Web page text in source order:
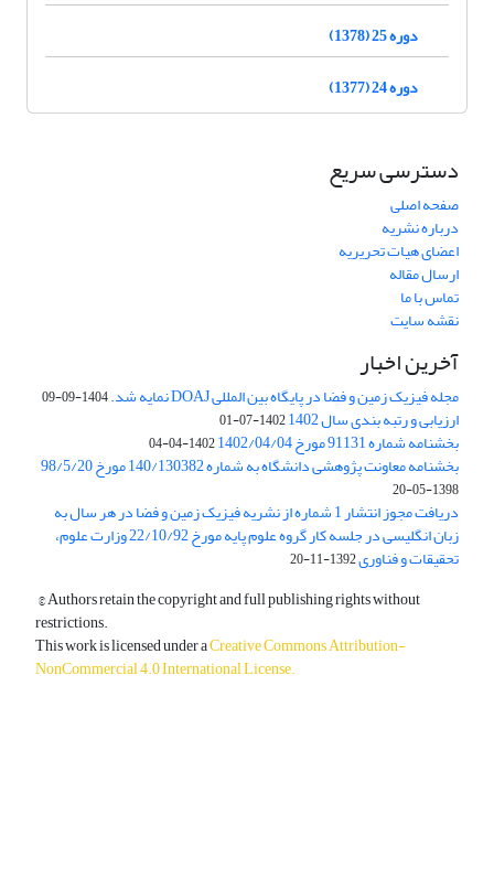
دوره 25 (1378)
دوره 24 (1377)
دسترسی سریع
صفحه اصلی
درباره نشریه
اعضای هیات تحریریه
ارسال مقاله
تماس با ما
نقشه سایت
آخرین اخبار
مجله فیزیک زمین و فضا در پایگاه بین المللی DOAJ نمایه شد. 1404-09-09
ارزیابی و رتبه بندی سال 1402 1402-07-01
بخشنامه شماره 91131 مورخ 1402/04/04 1402-04-04
بخشنامه معاونت پژوهشی دانشگاه به شماره 140/130382 مورخ 98/5/20
1398-05-20
دریافت مجوز انتشار 1 شماره از نشریه فیزیک زمین و فضا در هر سال به
زبان انگلیسی در جلسه کار گروه علوم پایه مورخ 22/10/92 وزارت علوم،
تحقیقات و فناوری1392-11-20
© Authors retain the copyright and full publishing rights without
restrictions.
This work is licensed under aCreative Commons Attribution-
NonCommercial 4.0 International License.